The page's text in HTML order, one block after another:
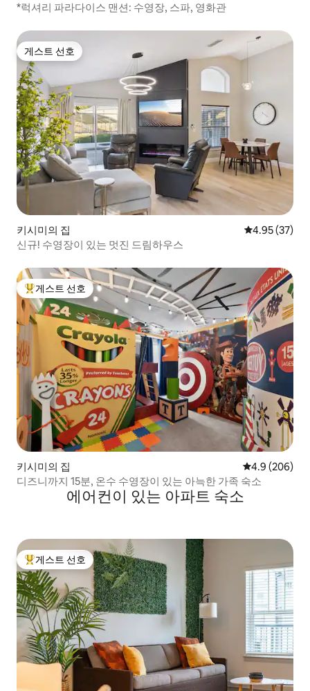
*럭셔리 파라다이스 맨션: 수영장, 스파, 영화관
게스트 선호
게스트 선호
키시미의 집 평점 4.95점(5
4.95 (37)
신규! 수영장이 있는 멋진 드림하우스
상위 게스트 선호
게스트 선호
키시미의 집 평점 4.9점(5
4.9 (206)
디즈니까지 15분, 온수 수영장이 있는 아늑한 가족 숙소
에어컨이 있는 아파트 숙소
상위 게스트 선호
게스트 선호